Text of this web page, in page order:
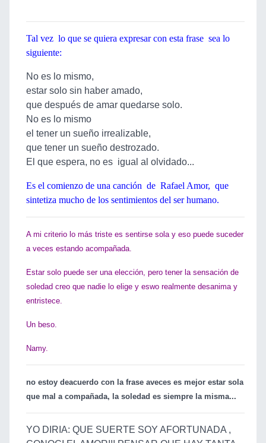
Tal vez lo que se quiera expresar con esta frase sea lo
siguiente:
No es lo mismo,
estar solo sin haber amado,
que después de amar quedarse solo.
No es lo mismo
el tener un sueño irrealizable,
que tener un sueño destrozado.
El que espera, no es igual al olvidado...
Es el comienzo de una canción de Rafael Amor, que
sintetiza mucho de los sentimientos del ser humano.
A mi criterio lo más triste es sentirse sola y eso puede suceder
a veces estando acompañada.
Estar solo puede ser una elección, pero tener la sensación de
soledad creo que nadie lo elige y eswo realmente desanima y
entristece.
Un beso.
Namy.
no estoy deacuerdo con la frase aveces es mejor estar sola
que mal a compañada, la soledad es siempre la misma...
YO DIRIA: QUE SUERTE SOY AFORTUNADA ,